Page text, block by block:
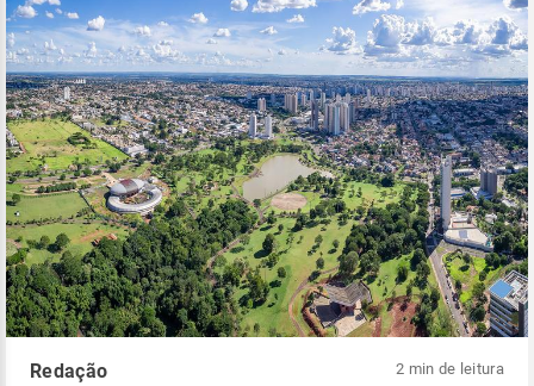
Redação 2 min de leitura